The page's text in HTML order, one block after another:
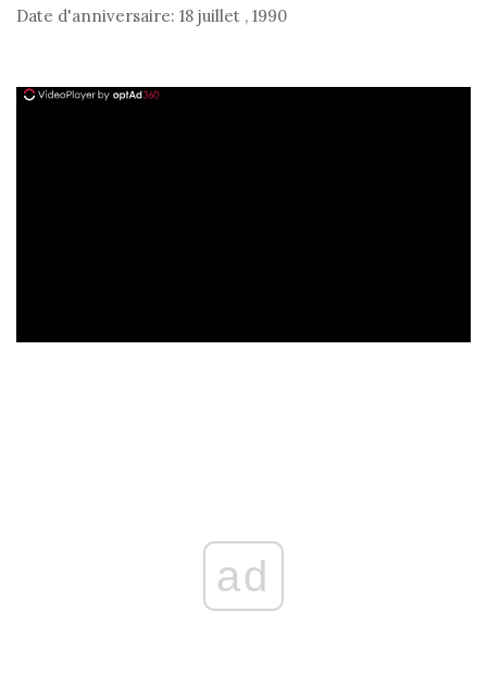
Date d'anniversaire: 18 juillet , 1990
ad